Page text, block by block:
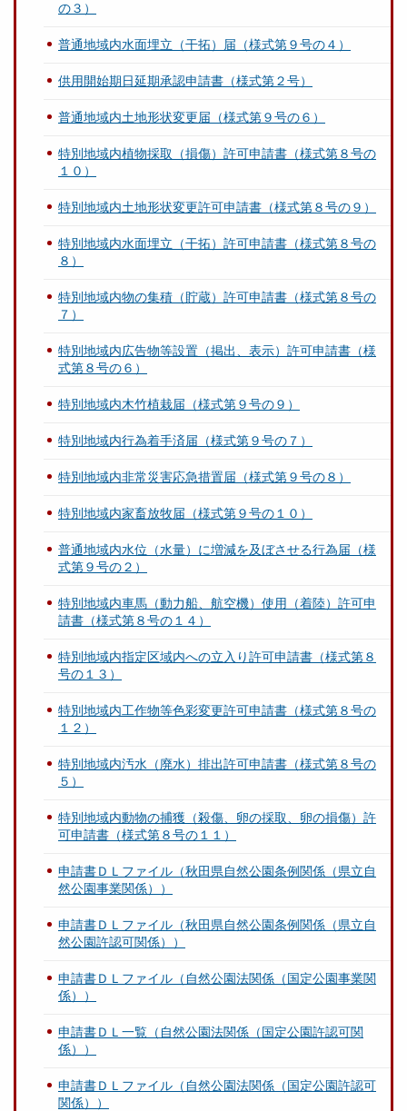
の３）
普通地域内水面埋立（干拓）届（様式第９号の４）
供用開始期日延期承認申請書（様式第２号）
普通地域内土地形状変更届（様式第９号の６）
特別地域内植物採取（損傷）許可申請書（様式第８号の
１０）
特別地域内土地形状変更許可申請書（様式第８号の９）
特別地域内水面埋立（干拓）許可申請書（様式第８号の
８）
特別地域内物の集積（貯蔵）許可申請書（様式第８号の
７）
特別地域内広告物等設置（掲出、表示）許可申請書（様
式第８号の６）
特別地域内木竹植栽届（様式第９号の９）
特別地域内行為着手済届（様式第９号の７）
特別地域内非常災害応急措置届（様式第９号の８）
特別地域内家畜放牧届（様式第９号の１０）
普通地域内水位（水量）に増減を及ぼさせる行為届（様
式第９号の２）
特別地域内車馬（動力船、航空機）使用（着陸）許可申
請書（様式第８号の１４）
特別地域内指定区域内への立入り許可申請書（様式第８
号の１３）
特別地域内工作物等色彩変更許可申請書（様式第８号の
１２）
特別地域内汚水（廃水）排出許可申請書（様式第８号の
５）
特別地域内動物の捕獲（殺傷、卵の採取、卵の損傷）許
可申請書（様式第８号の１１）
申請書ＤＬファイル（秋田県自然公園条例関係（県立自
然公園事業関係））
申請書ＤＬファイル（秋田県自然公園条例関係（県立自
然公園許認可関係））
申請書ＤＬファイル（自然公園法関係（国定公園事業関
係））
申請書ＤＬ一覧（自然公園法関係（国定公園許認可関
係））
申請書ＤＬファイル（自然公園法関係（国定公園許認可
関係））